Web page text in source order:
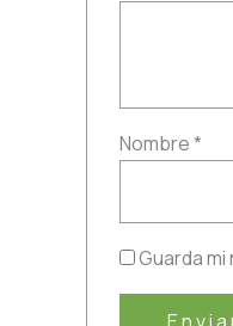
Nombre*
Guarda